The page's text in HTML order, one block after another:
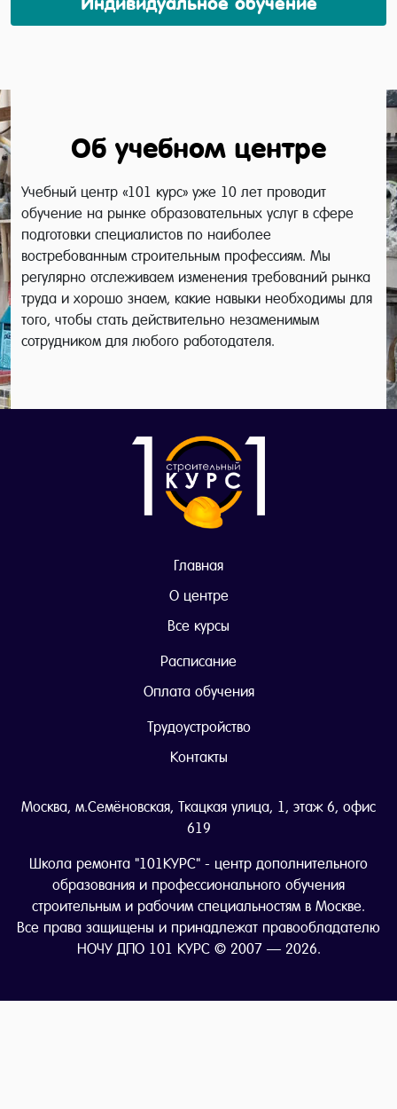
Об учебном центре
Учебный центр «101 курс» уже 10 лет проводит
обучение на рынке образовательных услуг в сфере
подготовки специалистов по наиболее
востребованным строительным профессиям. Мы
регулярно отслеживаем изменения требований рынка
труда и хорошо знаем, какие навыки необходимы для
того, чтобы стать действительно незаменимым
сотрудником для любого работодателя.
Главная
О центре
Все курсы
Расписание
Оплата обучения
Трудоустройство
Контакты
Москва, м.Семёновская, Ткацкая улица, 1, этаж 6, офис
619
Школа ремонта "101КУРС" - центр дополнительного
образования и профессионального обучения
строительным и рабочим специальностям в Москве.
Все права защищены и принадлежат правообладателю
НОЧУ ДПО 101 КУРС © 2007 — 2026.